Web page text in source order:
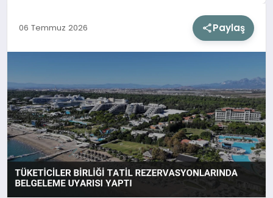
SIYASET
DÜNYA
EĞITIM
06 Temmuz 2026 Paylaş